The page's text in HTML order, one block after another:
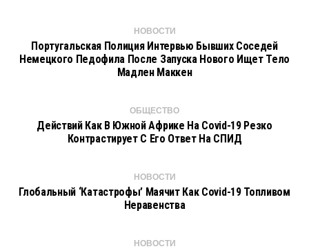
НОВОСТИ
Португальская Полиция Интервью Бывших Соседей
Немецкого Педофила После Запуска Нового Ищет Тело
Мадлен Маккен
ОБЩЕСТВО
Действий Как В Южной Африке На Covid-19 Резко
Контрастирует С Его Ответ На СПИД
НОВОСТИ
Глобальный ‘катастрофы’ Маячит Как Covid-19 Топливом
Неравенства
НОВОСТИ